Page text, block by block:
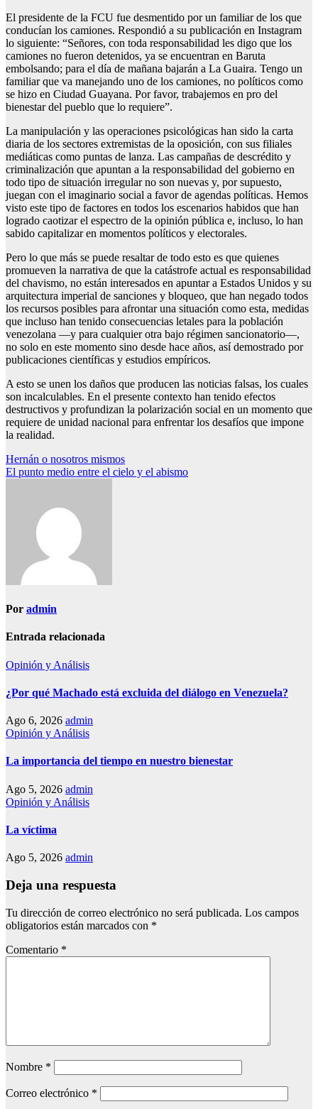
El presidente de la FCU fue desmentido por un familiar de los que
conducían los camiones. Respondió a su publicación en Instagram
lo siguiente: “Señores, con toda responsabilidad les digo que los
camiones no fueron detenidos, ya se encuentran en Baruta
embolsando; para el día de mañana bajarán a La Guaira. Tengo un
familiar que va manejando uno de los camiones, no políticos como
se hizo en Ciudad Guayana. Por favor, trabajemos en pro del
bienestar del pueblo que lo requiere”.
La manipulación y las operaciones psicológicas han sido la carta
diaria de los sectores extremistas de la oposición, con sus filiales
mediáticas como puntas de lanza. Las campañas de descrédito y
criminalización que apuntan a la responsabilidad del gobierno en
todo tipo de situación irregular no son nuevas y, por supuesto,
juegan con el imaginario social a favor de agendas políticas. Hemos
visto este tipo de factores en todos los escenarios habidos que han
logrado caotizar el espectro de la opinión pública e, incluso, lo han
sabido capitalizar en momentos políticos y electorales.
Pero lo que más se puede resaltar de todo esto es que quienes
promueven la narrativa de que la catástrofe actual es responsabilidad
del chavismo, no están interesados en apuntar a Estados Unidos y su
arquitectura imperial de sanciones y bloqueo, que han negado todos
los recursos posibles para afrontar una situación como esta, medidas
que incluso han tenido consecuencias letales para la población
venezolana —y para cualquier otra bajo régimen sancionatorio—,
no solo en este momento sino desde hace años, así demostrado por
publicaciones científicas y estudios empíricos.
A esto se unen los daños que producen las noticias falsas, los cuales
son incalculables. En el presente contexto han tenido efectos
destructivos y profundizan la polarización social en un momento que
requiere de unidad nacional para enfrentar los desafíos que impone
la realidad.
Navegación
de
Hernán o nosotros mismos
El punto medio entre el cielo y el abismo
Por admin
Entrada relacionada
Opinión y Análisis
¿Por qué Machado está excluida del diálogo en Venezuela?
Ago 6, 2026 admin
Opinión y Análisis
La importancia del tiempo en nuestro bienestar
Ago 5, 2026 admin
Opinión y Análisis
La víctima
Ago 5, 2026 admin
Deja una respuesta
Tu dirección de correo electrónico no será publicada. Los campos
obligatorios están marcados con *
Comentario *
Nombre *
Correo electrónico *